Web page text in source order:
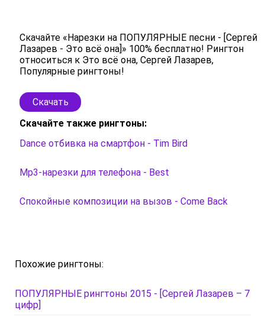
Скачайте «Нарезки на ПОПУЛЯРНЫЕ песни - [Сергей
Лазарев - Это всё она]» 100% бесплатно! Рингтон
относиться к Это всё она, Сергей Лазарев,
Популярные рингтоны!
Скачать
Скачайте также рингтоны:
Dance отбивка на смартфон - Tim Bird
Mp3-нарезки для телефона - Best
Спокойные композиции на вызов - Come Back
Похожие рингтоны:
ПОПУЛЯРНЫЕ рингтоны 2015 - [Сергей Лазарев – 7
цифр]